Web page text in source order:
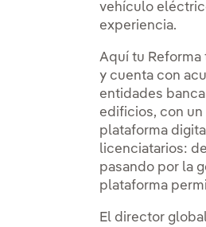
vehículo
experiencia.
Aquí tu Reforma
y cuenta con
entidades
edificios, con
plataforma
licenciatarios:
pasando por la
plataforma
El director